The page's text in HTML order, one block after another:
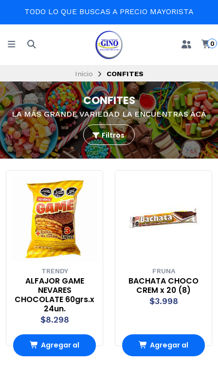
TODO LO QUE BUSCAS A PRECIO MAYORISTA
0
Inicio CONFITES
CONFITES
LA MÁS GRANDE VARIEDAD LA ENCUENTRAS ACÁ
Filtros
TRENDY
ALFAJOR GAME
NEVARES
CHOCOLATE 60grs.x
24un.
$8.298
Agregar al
FRUNA
BACHATA CHOCO
CREM x 20 (8)
$3.998
Agregar al